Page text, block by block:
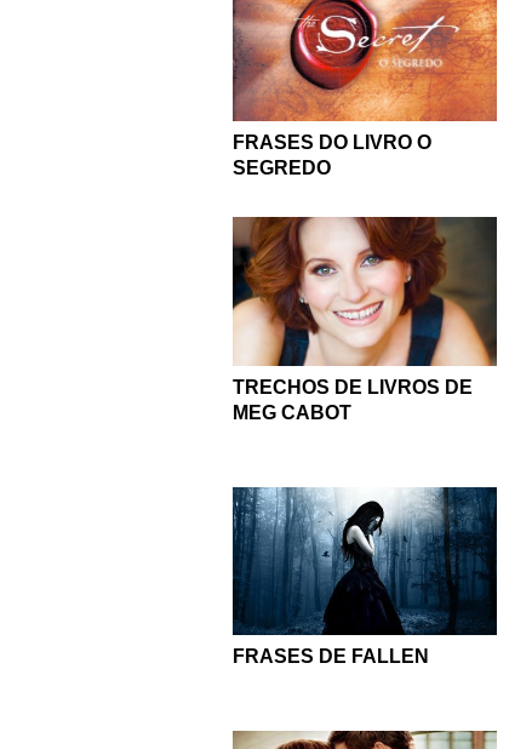
FRASES DO LIVRO O
SEGREDO
TRECHOS DE LIVROS DE
MEG CABOT
FRASES DE FALLEN